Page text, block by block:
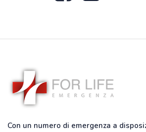
Con un numero di emergenza a